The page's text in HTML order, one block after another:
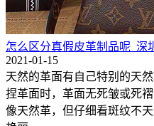
怎么区分真假皮革制品呢_深
2021-01-15
天然的革面有自己特别的天
捏革面时，革面无死皱或死
像天然革，但仔细看斑纹不